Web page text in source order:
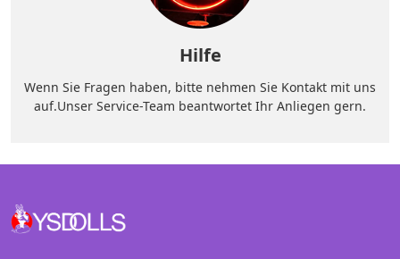
Hilfe
Wenn Sie Fragen haben, bitte nehmen Sie Kontakt mit uns
auf.Unser Service-Team beantwortet Ihr Anliegen gern.